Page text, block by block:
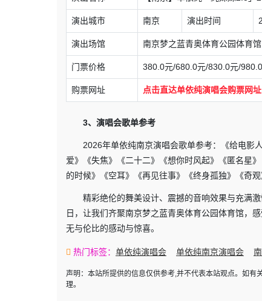
演出城市 南京 演出时间
演出场馆 南京梦之蓝青奥体育公园体育馆
门票价格 380.0元/680.0元/830.0元/
购票网址 点击直达单依纯演唱会购票网址
3、演唱会歌单参考
2026年单依纯南京演唱会歌单参考：《给电影
爱》《失焦》《二十二》《想你时风起》《匿名星
的时候》《空耳》《再见往事》《终身孤独》《奇
精彩绝伦的舞美设计、震撼的音响效果与充满
日，让我们齐聚南京梦之蓝青奥体育公园体育馆，
无与伦比的感动与惊喜。
热门标签： 单依纯演唱会 单依纯南京演唱会
声明：本站所提供的信息仅供参考,并不代表本站观点。如
理。